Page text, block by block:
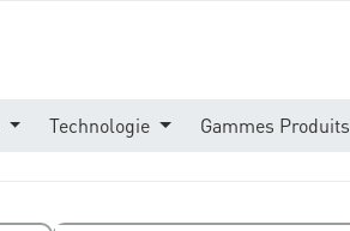
Technologie Gammes Produits